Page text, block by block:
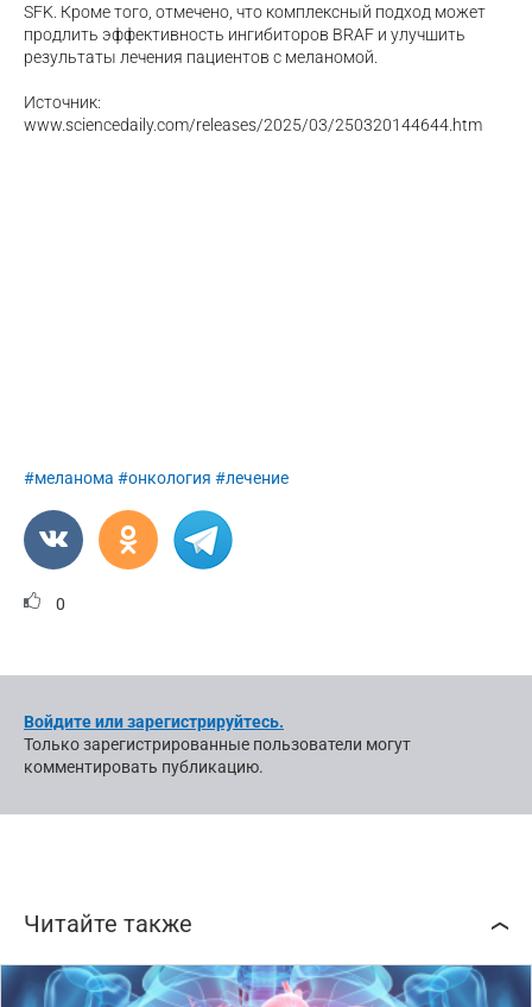
SFK. Кроме того, отмечено, что комплексный подход может
продлить эффективность ингибиторов BRAF и улучшить
результаты лечения пациентов с меланомой.
Источник:
www.sciencedaily.com/releases/2025/03/250320144644.htm
#меланома #онкология #лечение
0
Войдите или зарегистрируйтесь.
Только зарегистрированные пользователи могут
комментировать публикацию.
Читайте также